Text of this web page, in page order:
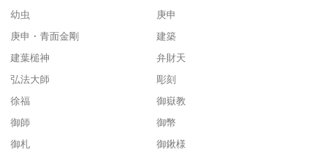
幼虫
庚申
庚申・青面金剛
建築
建葉槌神
弁財天
弘法大師
彫刻
徐福
御嶽教
御師
御幣
御札
御鍬様